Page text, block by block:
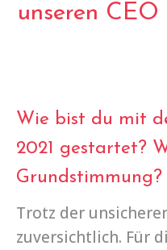
unseren
Wie bist du mit
2021 gestartet?
Grundstimmung?
Trotz der
zuversichtlich. Für